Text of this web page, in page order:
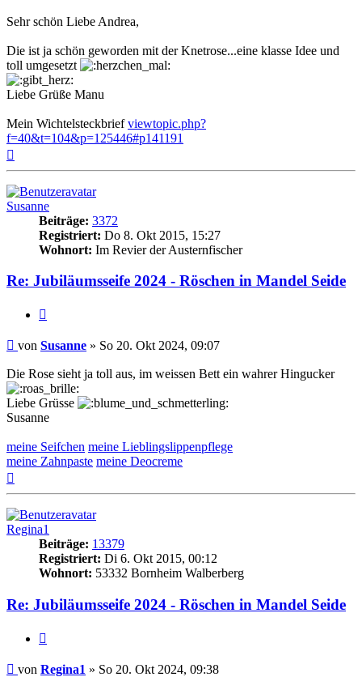
Sehr schön Liebe Andrea,
Die ist ja schön geworden mit der Knetrose...eine klasse Idee und
toll umgesetzt
Liebe Grüße Manu
Mein Wichtelsteckbriefviewtopic.php?
f=40&t=104&p=125446#p141191
Susanne
Beiträge: 3372
Registriert: Do 8. Okt 2015, 15:27
Wohnort: Im Revier der Austernfischer
Re: Jubiläumsseife 2024 - Röschen in Mandel Seide
Beitrag
von Susanne » So 20. Okt 2024, 09:07
Die Rose sieht ja toll aus, im weissen Bett ein wahrer Hingucker
Liebe Grüsse
Susanne
meine Seifchen meine Lieblingslippenpflege
meine Zahnpaste meine Deocreme
Regina1
Beiträge: 13379
Registriert: Di 6. Okt 2015, 00:12
Wohnort: 53332 Bornheim Walberberg
Re: Jubiläumsseife 2024 - Röschen in Mandel Seide
Beitrag
von Regina1 » So 20. Okt 2024, 09:38